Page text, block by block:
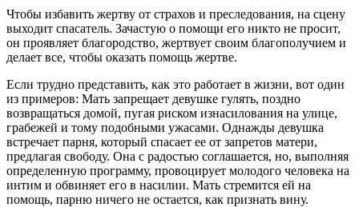
Чтобы избавить жертву от страхов и преследования, на сцену
выходит спасатель. Зачастую о помощи его никто не просит,
он проявляет благородство, жертвует своим благополучием и
делает все, чтобы оказать помощь жертве.
Если трудно представить, как это работает в жизни, вот один
из примеров: Мать запрещает девушке гулять, поздно
возвращаться домой, пугая риском изнасилования на улице,
грабежей и тому подобными ужасами. Однажды девушка
встречает парня, который спасает ее от запретов матери,
предлагая свободу. Она с радостью соглашается, но, выполняя
определенную программу, провоцирует молодого человека на
интим и обвиняет его в насилии. Мать стремится ей на
помощь, парню ничего не остается, как признать вину.